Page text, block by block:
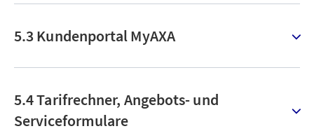
5.3 Kundenportal MyAXA
5.4 Tarifrechner, Angebots- und
Serviceformulare